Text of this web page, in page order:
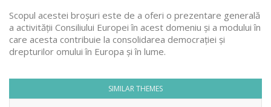
Scopul acestei broșuri este de a oferi o prezentare generală
a activității Consiliului Europei în acest domeniu și a modului în
care acesta contribuie la consolidarea democrației și
drepturilor omului în Europa și în lume.
SIMILAR THEMES